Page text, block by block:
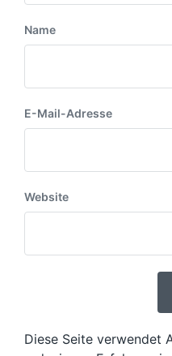
Name
E-Mail-Adresse
Website
Diese Seite verwendet